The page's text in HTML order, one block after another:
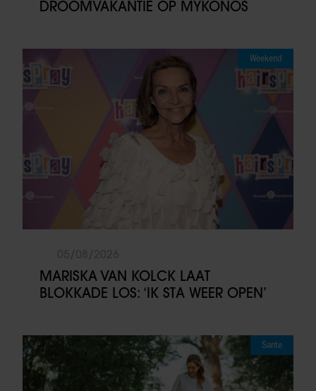
DROOMVAKANTIE OP MYKONOS
Weekend
MARISKA VAN KOLCK LAAT
BLOKKADE LOS: ‘IK STA WEER OPEN’
Sante